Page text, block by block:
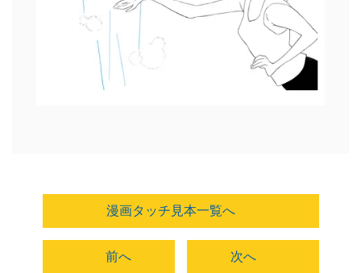
漫画タッチ見本一覧へ
前へ 次へ